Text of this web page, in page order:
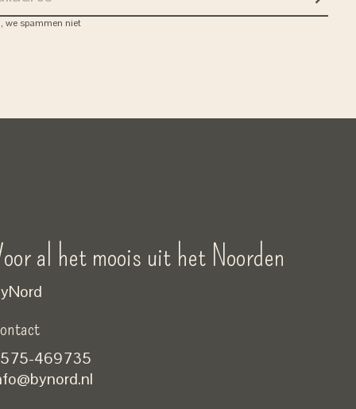
we spammen niet
al het moois uit het Noorden
469735